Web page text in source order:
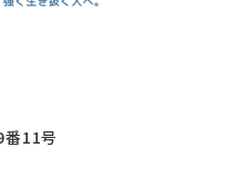
番11号